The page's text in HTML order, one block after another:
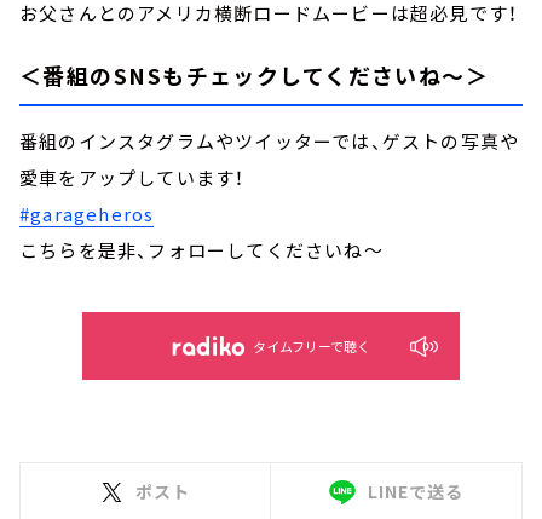
お父さんとのアメリカ横断ロードムービーは超必見です！
＜番組のSNSもチェックしてくださいね～＞
番組のインスタグラムやツイッターでは、ゲストの写真や
愛車をアップしています！
#garageheros
こちらを是非、フォローしてくださいね～
タイムフリーで聴く
ポスト LINEで送る